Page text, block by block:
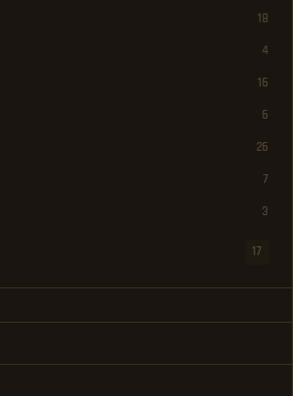
18
4
16
6
26
7
3
17